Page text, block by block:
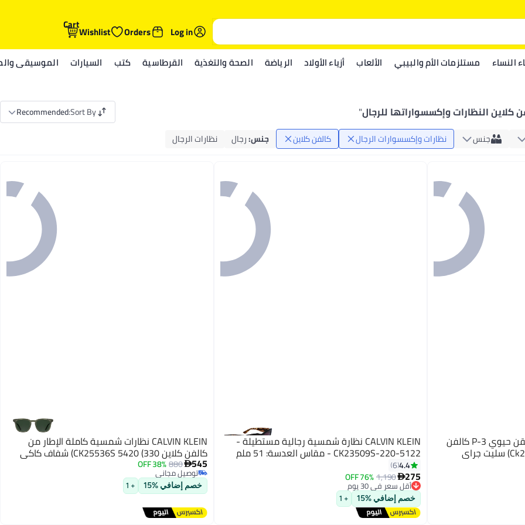
Log in
Orders
Wishlist
Cart
النساء مستلزمات الأم والبيبي الألعاب أزياء الأولاد الرياضة الصحة والتغذية القرطاسية كتب السيارات الموسيقى
كلاين النظارات وإكسسواراتها للرجال"
Sort By
:
Recommended
جنس نظارات وإكسسوارات الرجال كالفن كلاين جنس:رجال نظارات الرجال
CALVIN KLEIN حافة كاملة حقن حيوي P-3 كالفن CALVIN KLEIN نظارة شمسية رجالية مستطيلة -
CK23509S-220-5122 - مقاس العدسة: 51 ملم
4.4
6
275
1,190
76% OFF
أقل سعر في 30 يوم
توصيل مجاني
أقل سعر في 30 يوم
خصم إضافي %15 + 1
CALVIN KLEIN نظارات شمسية كاملة الإطار من
كالفن كلاين CK25536S 5420 (330) شفاف كاكي
545
880
38% OFF
توصيل مجاني
توصيل مجاني
خصم إضافي %15 + 1